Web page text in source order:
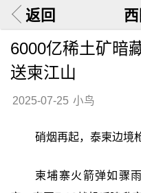
返回
6000亿稀土矿暗
送柬江山
2025-07-25 小鸟
硝烟再起，泰柬边境
柬埔寨火箭弹如骤